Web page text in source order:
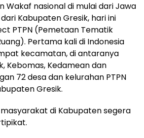
Wakaf nasional di mulai dari Jawa
Kabupaten Gresik, hari ini
PTPN (Pemetaan Tematik
Pertama kali di Indonesia
kecamatan, di antaranya
Kebomas, Kedamean dan
72 desa dan kelurahan PTPN
Gresik.
di Kabupaten segera